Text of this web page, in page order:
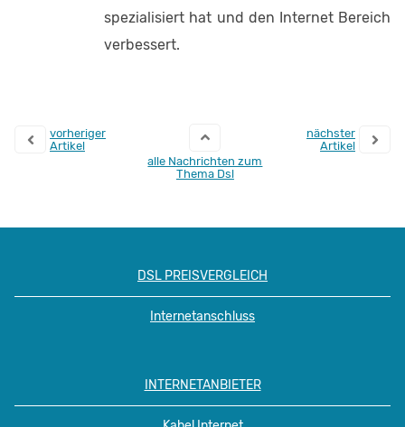
spezialisiert hat und den Internet Bereich
verbessert.
vorheriger
Artikel
alle Nachrichten zum
Thema Dsl
nächster
Artikel
DSL PREISVERGLEICH
Internetanschluss
INTERNETANBIETER